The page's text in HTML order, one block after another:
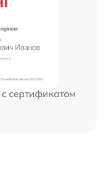
сертификатом